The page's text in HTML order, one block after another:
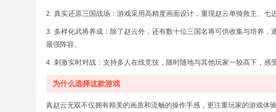
2. 真实还原三国战场：游戏采用高精度画面设计，重现赵云单骑救主、七
3. 多样化武将养成：除了赵云外，还有数十位三国名将可供收集与培养，
最强阵容。
4. 刺激实时对战：支持多人在线竞技，随时随地与其他玩家一较高下，感
为什么选择这款游戏
真赵云无双不仅拥有精美的画质和流畅的操作手感，更注重玩家的游戏体